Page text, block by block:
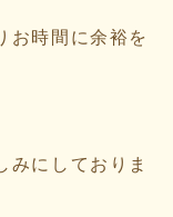
お時間に余裕を
みにしておりま